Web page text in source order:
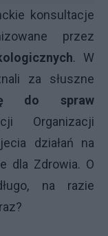
konsultacje
przez
. W
za słuszne
do spraw
Organizacji
działań na
dla Zdrowia. O
na razie